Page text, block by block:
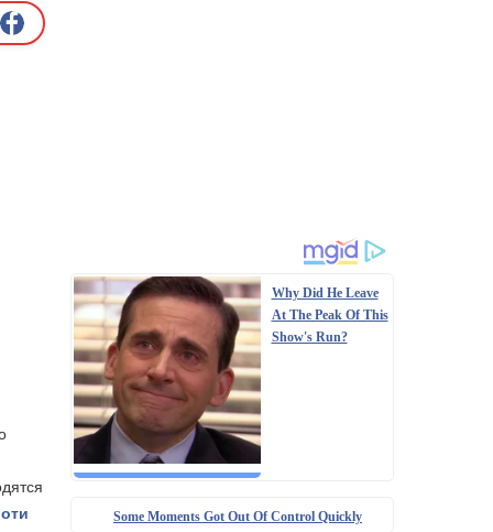
Why Did He Leave
At The Peak Of This
Show's Run?
Some Moments Got Out Of Control Quickly